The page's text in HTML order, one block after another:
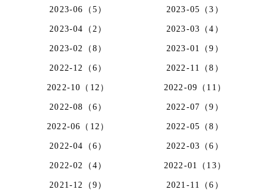
2023-06（5） 2023-05（3）
2023-04（2） 2023-03（4）
2023-02（8） 2023-01（9）
2022-12（6） 2022-11（8）
2022-10（12） 2022-09（11）
2022-08（6） 2022-07（9）
2022-06（12） 2022-05（8）
2022-04（6） 2022-03（6）
2022-02（4） 2022-01（13）
2021-12（9） 2021-11（6）